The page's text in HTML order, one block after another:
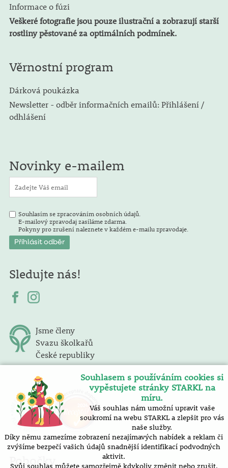
Informace o fúzi
Veškeré fotografie jsou pouze ilustrační a zobrazují starší
rostliny pěstované za optimálních podmínek.
Věrnostní program
Dárková poukázka
Newsletter - odběr informačních emailů: Přihlášení /
odhlášení
Novinky e-mailem
Souhlasím se zpracováním osobních údajů.
E-mailový zpravodaj zasíláme zdarma.
Pokyny pro zrušení naleznete v každém e-mailu zpravodaje.
Sledujte nás!
Jsme členy
Svazu školkařů
České republiky
Pobočky
Souhlasem s používáním cookies si
vypěstujete stránky STARKL na
míru.
Váš souhlas nám umožní upravit vaše
soukromí na webu STARKL a zlepšit pro vás
naše služby.
Díky němu zamezíme zobrazení nezajímavých nabídek a reklam či
zvýšíme bezpečí vašich údajů snadnější identifikací podvodných
aktivit.
Svůj souhlas můžete samozřejmě kdykoliv změnit nebo zrušit.